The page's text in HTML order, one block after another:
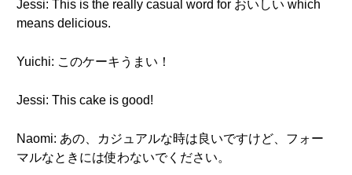
Jessi: This is the really casual word for おいしい which
means delicious.
Yuichi: このケーキうまい！
Jessi: This cake is good!
Naomi: あの、カジュアルな時は良いですけど、フォー
マルなときには使わないでください。